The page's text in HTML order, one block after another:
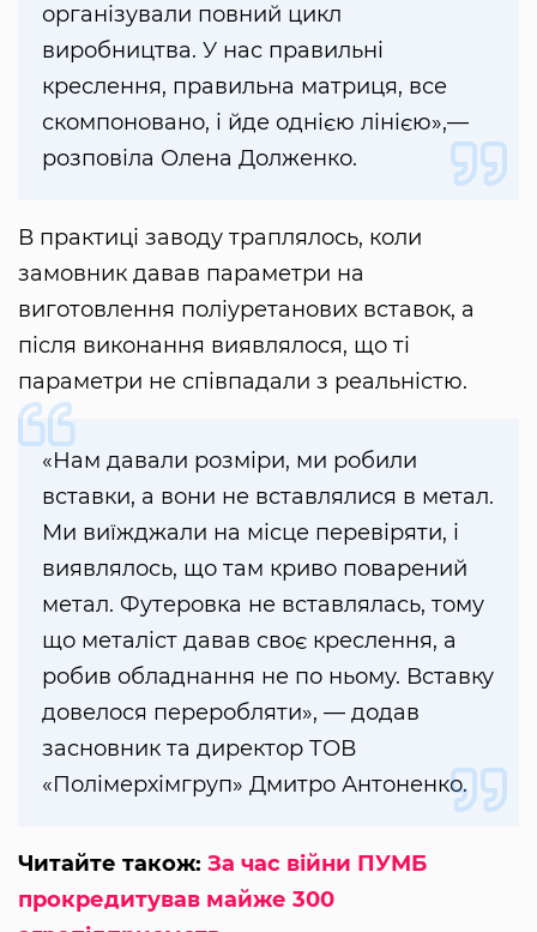
організували повний цикл
виробництва. У нас правильні
креслення, правильна матриця, все
скомпоновано, і йде однією лінією»,—
розповіла Олена Долженко.
В практиці заводу траплялось, коли
замовник давав параметри на
виготовлення поліуретанових вставок, а
після виконання виявлялося, що ті
параметри не співпадали з реальністю.
«Нам давали розміри, ми робили
вставки, а вони не вставлялися в метал.
Ми виїжджали на місце перевіряти, і
виявлялось, що там криво поварений
метал. Футеровка не вставлялась, тому
що металіст давав своє креслення, а
робив обладнання не по ньому. Вставку
довелося переробляти», — додав
засновник та директор ТОВ
«Полімерхімгруп» Дмитро Антоненко.
Читайте також: За час війни ПУМБ
прокредитував майже 300